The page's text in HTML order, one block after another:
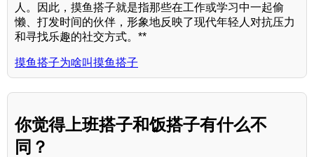
人。因此，摸鱼搭子就是指那些在工作或学习中一起偷
懒、打发时间的伙伴，形象地反映了现代年轻人对抗压力
和寻找乐趣的社交方式。**
摸鱼搭子为啥叫摸鱼搭子
你觉得上班搭子和饭搭子有什么不
同？